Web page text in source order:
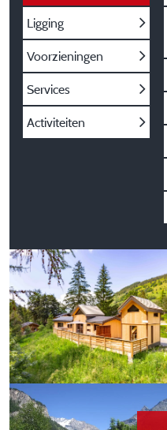
Ligging
Voorzieningen
Services
Activiteiten